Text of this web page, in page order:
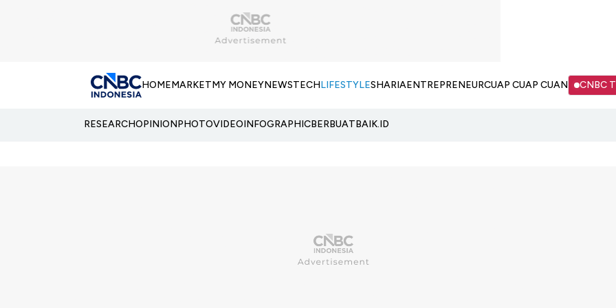
HOMEMARKETMY MONEYNEWSTECHLIFESTYLESHARIAENTREPRENEURCUAP CUAP CUAN CNBC
RESEARCHOPINIONPHOTOVIDEOINFOGRAPHICBERBUATBAIK.ID